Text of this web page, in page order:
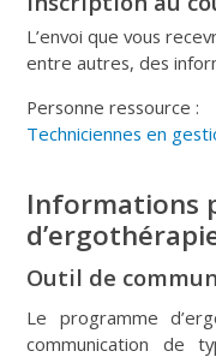
L’envoi que vous
entre autres, des
Personne ressource :
Techniciennes en
Informations
Outil de
Le programme
communication de